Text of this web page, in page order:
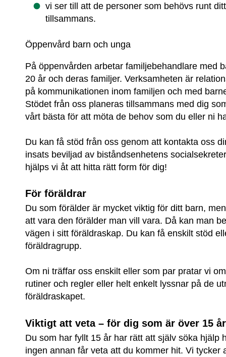
vi ser till att de personer som behövs runt
tillsammans.
Öppenvård barn och unga
På öppenvården arbetar familjebehandlare med
20 år och deras familjer. Verksamheten är
på kommunikationen inom familjen och med
Stödet från oss planeras tillsammans med dig
vårt bästa för att möta de behov som du eller ni
Du kan få stöd från oss genom att kontakta oss
insats beviljad av biståndsenhetens
hjälps vi åt att hitta rätt form för dig!
För föräldrar
Du som förälder är mycket viktig för ditt barn,
att vara den förälder man vill vara. Då kan man
vägen i sitt föräldraskap. Du kan få enskilt stöd
föräldragrupp.
Om ni träffar oss enskilt eller som par pratar vi
rutiner och regler eller helt enkelt lyssnar på de
föräldraskapet.
Viktigt att veta – för dig som är över 15 år
Du som har fyllt 15 år har rätt att själv söka hjälp
ingen annan får veta att du kommer hit. Vi tycker